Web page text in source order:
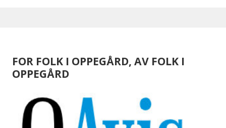
FOR FOLK I OPPEGÅRD, AV FOLK I
OPPEGÅRD